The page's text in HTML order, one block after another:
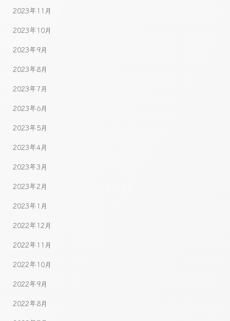
2023年11月
2023年10月
2023年9月
2023年8月
2023年7月
2023年6月
2023年5月
2023年4月
2023年3月
2023年2月
2023年1月
2022年12月
2022年11月
2022年10月
2022年9月
2022年8月